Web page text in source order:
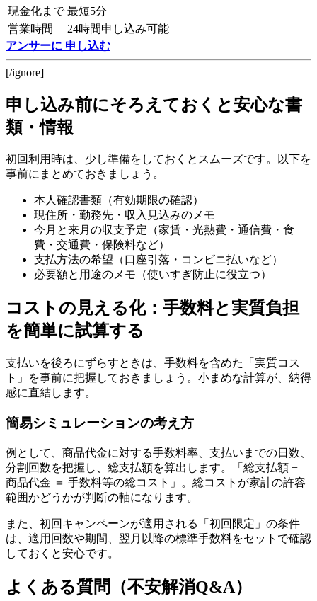
現金化まで 最短5分
営業時間
24時間申し込み可能
アンサーに 申し込む
[/ignore]
申し込み前にそろえておくと安心な書
類・情報
初回利用時は、少し準備をしておくとスムーズです。以下を
事前にまとめておきましょう。
本人確認書類（有効期限の確認）
現住所・勤務先・収入見込みのメモ
今月と来月の収支予定（家賃・光熱費・通信費・食
費・交通費・保険料など）
支払方法の希望（口座引落・コンビニ払いなど）
必要額と用途のメモ（使いすぎ防止に役立つ）
コストの見える化：手数料と実質負担
を簡単に試算する
支払いを後ろにずらすときは、手数料を含めた「実質コス
ト」を事前に把握しておきましょう。小まめな計算が、納得
感に直結します。
簡易シミュレーションの考え方
例として、商品代金に対する手数料率、支払いまでの日数、
分割回数を把握し、総支払額を算出します。「総支払額 −
商品代金 ＝ 手数料等の総コスト」。総コストが家計の許容
範囲かどうかが判断の軸になります。
また、初回キャンペーンが適用される「初回限定」の条件
は、適用回数や期間、翌月以降の標準手数料をセットで確認
しておくと安心です。
よくある質問（不安解消Q&A）